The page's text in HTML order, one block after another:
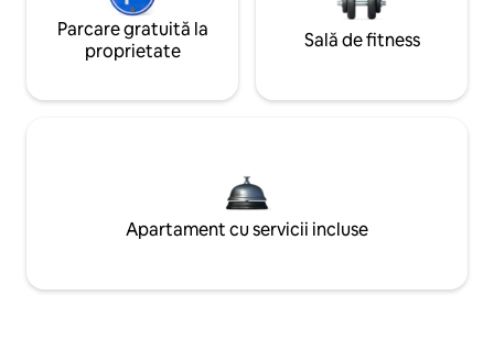
Parcare gratuită la
proprietate
Sală de fitness
Apartament cu servicii incluse